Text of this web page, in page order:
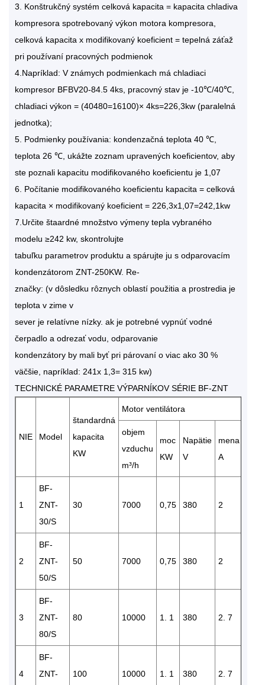
3. Konštrukčný systém celková kapacita = kapacita chladiva
kompresora spotrebovaný výkon motora kompresora,
celková kapacita x modifikovaný koeficient = tepelná záťaž
pri používaní pracovných podmienok
4.Napríklad: V známych podmienkach má chladiaci
kompresor BFBV20-84.5 4ks, pracovný stav je -10℃/40℃,
chladiaci výkon = (40480=16100)× 4ks=226,3kw (paralelná
jednotka);
5. Podmienky používania: kondenzačná teplota 40 ℃,
teplota 26 ℃, ukážte zoznam upravených koeficientov, aby
ste poznali kapacitu modifikovaného koeficientu je 1,07
6. Počítanie modifikovaného koeficientu kapacita = celková
kapacita × modifikovaný koeficient = 226,3x1,07=242,1kw
7.Určite štaardné množstvo výmeny tepla vybraného
modelu ≥242 kw, skontrolujte
tabuľku parametrov produktu a spárujte ju s odparovacím
kondenzátorom ZNT-250KW. Re-
značky: (v dôsledku rôznych oblastí použitia a prostredia je
teplota v zime v
sever je relatívne nízky. ak je potrebné vypnúť vodné
čerpadlo a odrezať vodu, odparovanie
kondenzátory by mali byť pri párovaní o viac ako 30 %
väčšie, napríklad: 241x 1,3= 315 kw)
TECHNICKÉ PARAMETRE VÝPARNÍKOV SÉRIE BF-ZNT
NIE Model
štandardná
kapacita
KW
Motor ventilátora
objem
vzduchu
m³/h
moc
KW
Napätie
V
mena
A
1
BF-
ZNT-
30/S
30 7000 0,75 380 2
2
BF-
ZNT-
50/S
50 7000 0,75 380 2
3
BF-
ZNT-
80/S
80 10000 1. 1 380 2. 7
4
BF-
ZNT-
100 10000 1. 1 380 2. 7